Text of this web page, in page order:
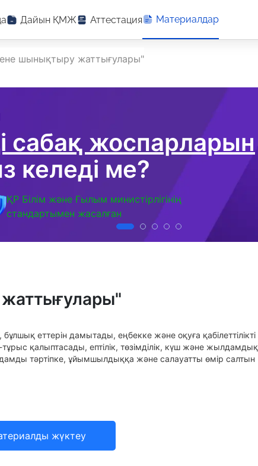
Дайын ҚМЖ Аттестация Материалдар
сабақ жоспарларын
келеді ме?
ҚР Білім және Ғылым министірлігінің
стандартымен жасалған
шынықтыру жаттығулары"
еттерін дамытады, еңбекке және оқуға қабілеттілікті
қалыптасады, ептілік, төзімділік, күш және жылдамдық
тәртіпке, ұйымшылдыққа және салауатты өмір салтын
жүктеу